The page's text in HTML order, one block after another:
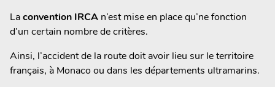
Laconvention IRCA n’est mise en place qu’ne fonction
d’un certain nombre de critères.
Ainsi, l’accident de la route doit avoir lieu sur le territoire
français, à Monaco ou dans les départements ultramarins.